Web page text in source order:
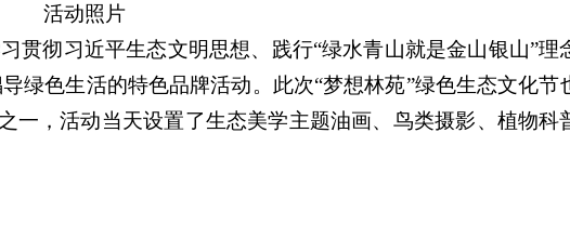
活动照片
贯彻习近平生态文明思想、践行“绿水青山就是金山银山”理
绿色生活的特色品牌活动。此次“梦想林苑”绿色生态文化节
一，活动当天设置了生态美学主题油画、鸟类摄影、植物科